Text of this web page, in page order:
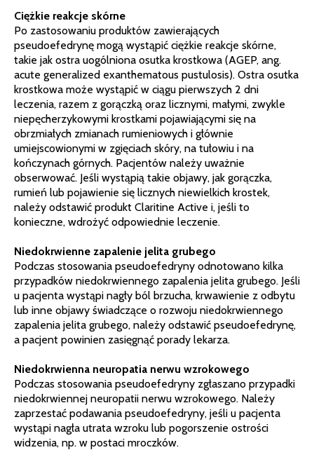
Ciężkie reakcje skórne
Po zastosowaniu produktów zawierających
pseudoefedrynę mogą wystąpić ciężkie reakcje skórne,
takie jak ostra uogólniona osutka krostkowa (AGEP, ang.
acute generalized exanthematous pustulosis). Ostra osutka
krostkowa może wystąpić w ciągu pierwszych 2 dni
leczenia, razem z gorączką oraz licznymi, małymi, zwykle
niepęcherzykowymi krostkami pojawiającymi się na
obrzmiałych zmianach rumieniowych i głównie
umiejscowionymi w zgięciach skóry, na tułowiu i na
kończynach górnych. Pacjentów należy uważnie
obserwować. Jeśli wystąpią takie objawy, jak gorączka,
rumień lub pojawienie się licznych niewielkich krostek,
należy odstawić produkt Claritine Active i, jeśli to
konieczne, wdrożyć odpowiednie leczenie.
Niedokrwienne zapalenie jelita grubego
Podczas stosowania pseudoefedryny odnotowano kilka
przypadków niedokrwiennego zapalenia jelita grubego. Jeśli
u pacjenta wystąpi nagły ból brzucha, krwawienie z odbytu
lub inne objawy świadczące o rozwoju niedokrwiennego
zapalenia jelita grubego, należy odstawić pseudoefedrynę,
a pacjent powinien zasięgnąć porady lekarza.
Niedokrwienna neuropatia nerwu wzrokowego
Podczas stosowania pseudoefedryny zgłaszano przypadki
niedokrwiennej neuropatii nerwu wzrokowego. Należy
zaprzestać podawania pseudoefedryny, jeśli u pacjenta
wystąpi nagła utrata wzroku lub pogorszenie ostrości
widzenia, np. w postaci mroczków.